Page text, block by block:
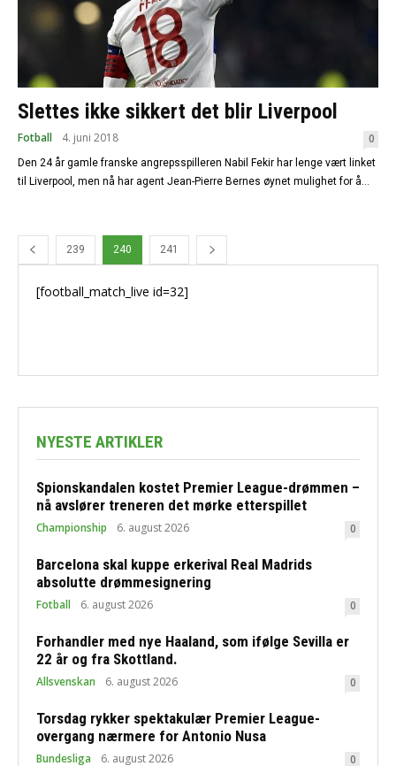
Slettes ikke sikkert det blir Liverpool
Fotball 4. juni 2018 0
Den 24 år gamle franske angrepsspilleren Nabil Fekir har lenge vært linket
til Liverpool, men nå har agent Jean-Pierre Bernes øynet mulighet for å...
239 240 241
[football_match_live id=32]
NYESTE ARTIKLER
Spionskandalen kostet Premier League-drømmen –
nå avslører treneren det mørke etterspillet
Championship 6. august 2026 0
Barcelona skal kuppe erkerival Real Madrids
absolutte drømmesignering
Fotball 6. august 2026 0
Forhandler med nye Haaland, som ifølge Sevilla er
22 år og fra Skottland.
Allsvenskan 6. august 2026 0
Torsdag rykker spektakulær Premier League-
overgang nærmere for Antonio Nusa
Bundesliga 6. august 2026 0